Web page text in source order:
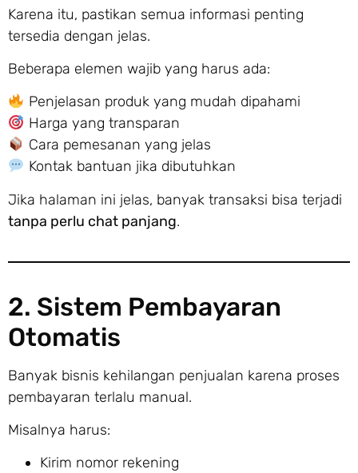
Karena itu, pastikan semua informasi penting
tersedia dengan jelas.
Beberapa elemen wajib yang harus ada:
Penjelasan produk yang mudah dipahami
Harga yang transparan
Cara pemesanan yang jelas
Kontak bantuan jika dibutuhkan
Jika halaman ini jelas, banyak transaksi bisa terjadi
tanpa perlu chat panjang.
2. Sistem Pembayaran
Otomatis
Banyak bisnis kehilangan penjualan karena proses
pembayaran terlalu manual.
Misalnya harus:
Kirim nomor rekening